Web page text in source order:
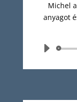
Michel
anyagot